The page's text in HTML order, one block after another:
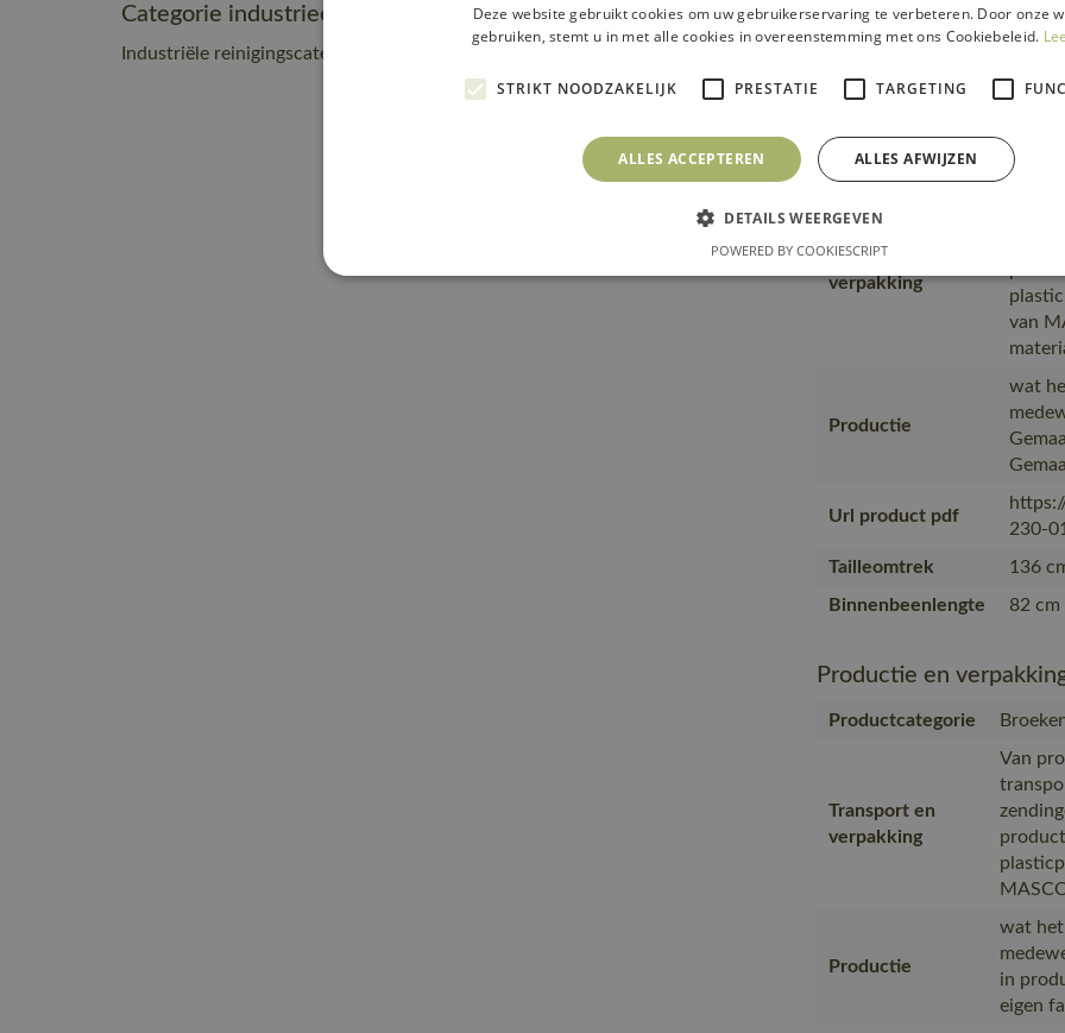
Categorie industrieel onderhoud
Industriële reinigingscategorie A2
lage
dat
Fitting accessories
Transport en
verpakking
Van
van
Productie
wat
Url product pdf
230-
Tailleomtrek
136
Binnenbeenlengte
82
Productie en
Productcategorie
Transport en
verpakking
Van
Productie
wat het
in
eigen
Deze website gebruikt cookies om uw gebruikerservaring te verbeteren. Door onze
gebruiken, stemt u in met alle cookies in overeenstemming met ons Cookiebeleid.
STRIKT NOODZAKELIJK PRESTATIE TARGETING
ALLES ACCEPTEREN ALLES AFWIJZEN
DETAILS WEERGEVEN
POWERED BY COOKIESCRIPT